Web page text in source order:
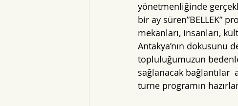
yönetmenliğinde
bir ay süren”BELLEK”
mekanları, insanları,
Antakya’nın dokusunu
topluluğumuzun
sağlanacak bağlantılar
turne programın